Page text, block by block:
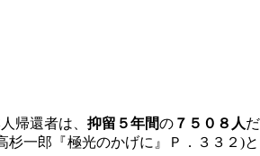
帰還者は、 抑留５年間の ７５０８人
杉一郎『極光のかげに』Ｐ．３３２)